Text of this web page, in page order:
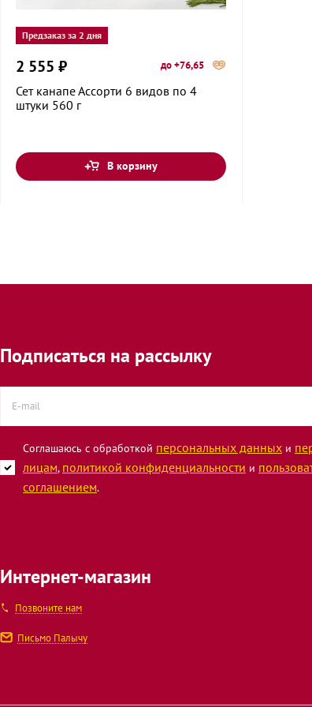
Предзаказ за 2 дня
2 555 ₽ до +76,65
Сет канапе Ассорти 6 видов по 4
штуки 560 г
В корзину
Подписаться на рассылку
Соглашаюсь с обработкой персональных данных и
лицам, политикой конфиденциальности и
соглашением.
Интернет-магазин
Позвоните нам
Письмо Палычу